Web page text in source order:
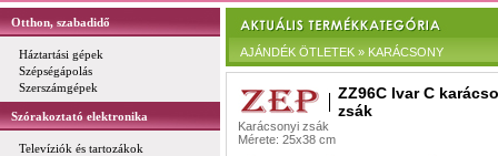
Otthon, szabadidő
Háztartási gépek
Szépségápolás
Szerszámgépek
Szórakoztató elektronika
Televíziók és tartozákok
AJÁNDÉK ÖTLETEK » KARÁCSONY
ZZ96C Ivar C
zsák
Karácsonyi zsák
Mérete: 25x38 cm